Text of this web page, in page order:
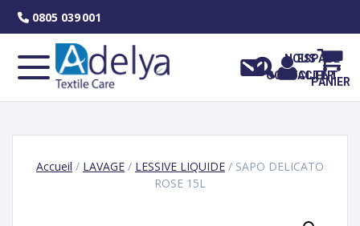
0805 039 001
NOUS
CONTACTER
ESPACE
CLIENT
PANIER
Accueil / LAVAGE / LESSIVE LIQUIDE / SAPO DELICATO
ROSE 15L